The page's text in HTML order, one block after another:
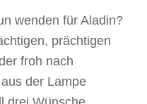
wenden für Aladin?
prächtigen
froh nach
der Lampe